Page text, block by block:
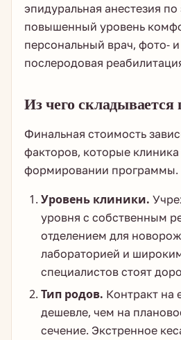
эпидуральная анестезия по
повышенный уровень
персональный врач, фото-
послеродовая
Из чего складывается
Финальная стоимость
факторов, которые
формировании программы.
Уровень клиники.
уровня с собственным
отделением для
лабораторией и
специалистов стоят
Тип родов. Контракт на
дешевле, чем на
сечение. Экстренное